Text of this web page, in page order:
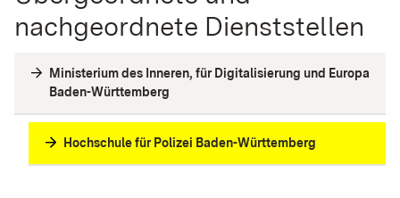
nachgeordnete Dienststellen
Ministerium des Inneren, für Digitalisierung und Europa
Baden-Württemberg
Hochschule für Polizei Baden-Württemberg